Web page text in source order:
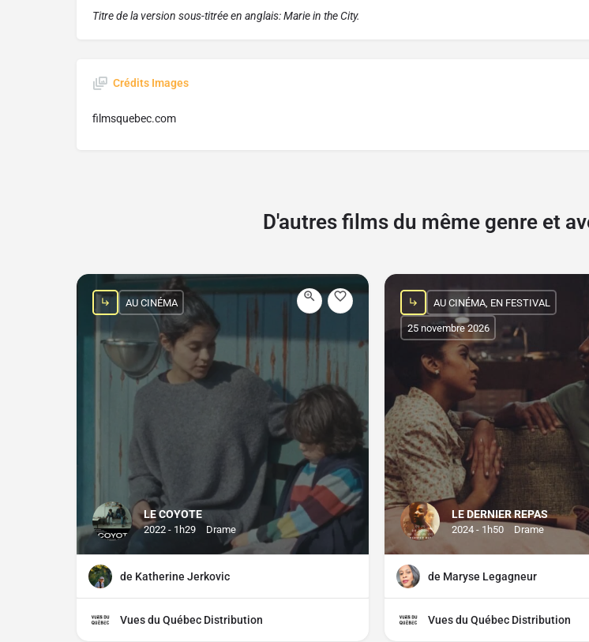
Titre de la version sous-titrée en anglais: Marie in the City.
Crédits Images
filmsquebec.com
D'autres films du même genre et
LE COYOTE
2022 - 1h29 Drame
AU CINÉMA
de Katherine Jerkovic
Vues du Québec Distribution
LE DERNIER REPAS
2024 - 1h50 Drame
AU CINÉMA, EN FESTIVAL
25 novembre 2026
de Maryse Legagneur
Vues du Québec Distribution